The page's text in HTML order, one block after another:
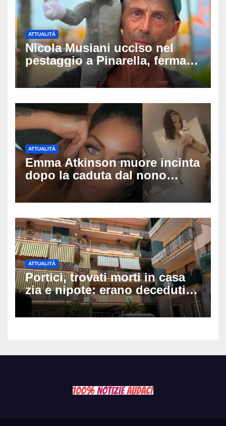
ATTUALITÀ
Nicola Musiani ucciso nel
pestaggio a Pinarella, fermati
quattro giovani: la svolta
dopo video, intercettazioni e
ATTUALITÀ
Emma Atkinson muore incinta
dopo la caduta dal nono
piano: la figlia nasce 30
minuti dopo e sta bene
ATTUALITÀ
Portici, trovati morti in casa
zia e nipote: erano deceduti
da giorni, il caldo tra le
ipotesi al vaglio